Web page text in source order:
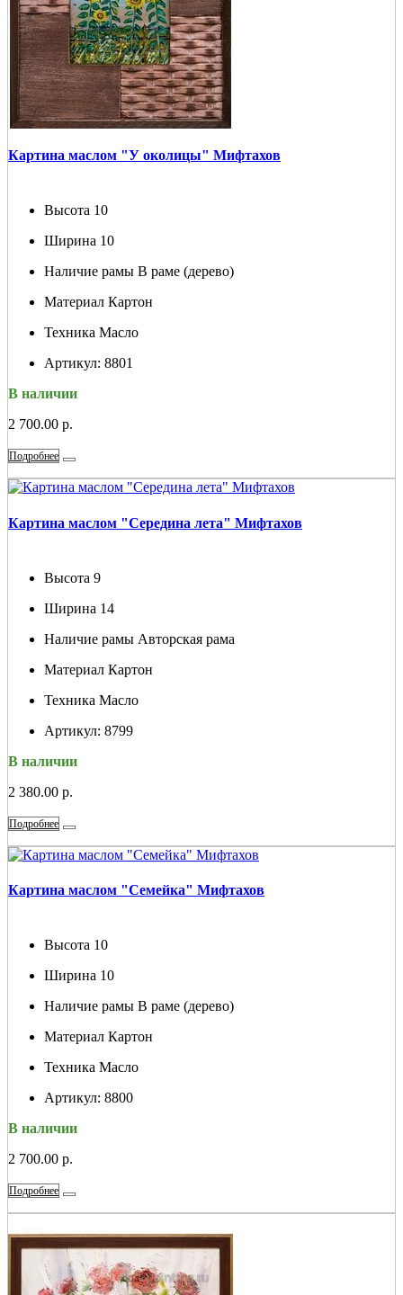
Картина маслом "У околицы" Мифтахов
Высота 10
Ширина 10
Наличие рамы В раме (дерево)
Материал Картон
Техника Масло
Артикул: 8801
В наличии
2 700.00 р.
Подробнее
Картина маслом "Середина лета" Мифтахов
Высота 9
Ширина 14
Наличие рамы Авторская рама
Материал Картон
Техника Масло
Артикул: 8799
В наличии
2 380.00 р.
Подробнее
Картина маслом "Семейка" Мифтахов
Высота 10
Ширина 10
Наличие рамы В раме (дерево)
Материал Картон
Техника Масло
Артикул: 8800
В наличии
2 700.00 р.
Подробнее